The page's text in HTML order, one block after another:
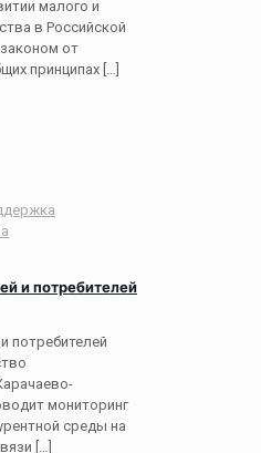
малого и
в Российской
от
принципах […]
и потребителей
потребителей
мониторинг
среды на